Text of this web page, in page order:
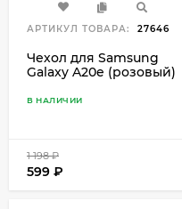
АРТИКУЛ ТОВАРА: 27646
Чехол для Samsung
Galaxy A20e (розовый)
В НАЛИЧИИ
1 198₽
599 ₽